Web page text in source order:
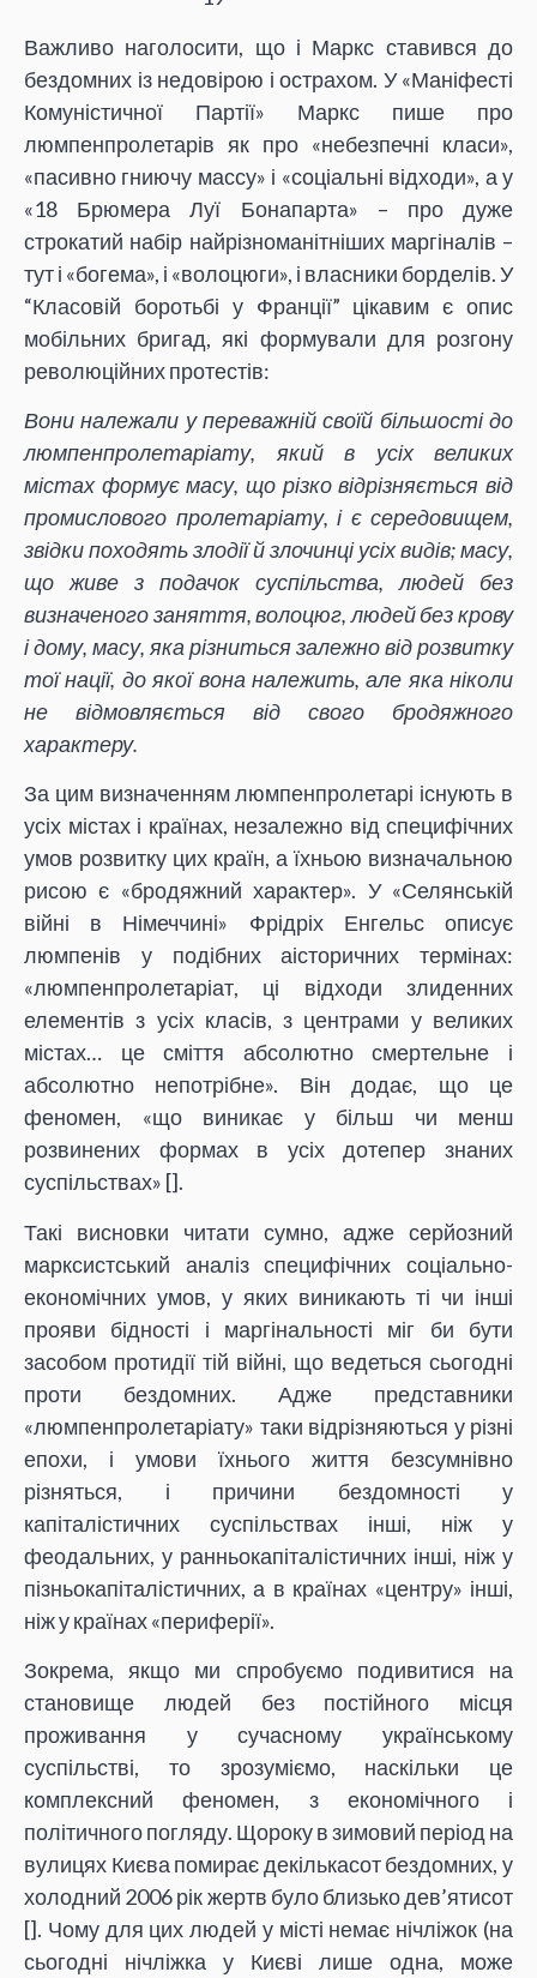
Важливо наголосити, що і Маркс ставився до
бездомних із недовірою і острахом. У «Маніфесті
Комуністичної Партії» Маркс пише про
люмпенпролетарів як про «небезпечні класи»,
«пасивно гниючу массу» і «соціальні відходи», а у
«18 Брюмера Луї Бонапарта» – про дуже
строкатий набір найрізноманітніших маргіналів –
тут і «богема», і «волоцюги», і власники борделів. У
“Класовій боротьбі у Франції” цікавим є опис
мобільних бригад, які формували для розгону
революційних протестів:
Вони належали у переважній своїй більшості до
люмпенпролетаріату, який в усіх великих
містах формує масу, що різко відрізняється від
промислового пролетаріату, і є середовищем,
звідки походять злодії й злочинці усіх видів; масу,
що живе з подачок суспільства, людей без
визначеного заняття, волоцюг, людей без крову
і дому, масу, яка різниться залежно від розвитку
тої нації, до якої вона належить, але яка ніколи
не відмовляється від свого бродяжного
характеру.
За цим визначенням люмпенпролетарі існують в
усіх містах і країнах, незалежно від специфічних
умов розвитку цих країн, а їхньою визначальною
рисою є «бродяжний характер». У «Селянській
війні в Німеччині» Фрідріх Енгельс описує
люмпенів у подібних аісторичних термінах:
«люмпенпролетаріат, ці відходи злиденних
елементів з усіх класів, з центрами у великих
містах… це сміття абсолютно смертельне і
абсолютно непотрібне». Він додає, що це
феномен, «що виникає у більш чи менш
розвинених формах в усіх дотепер знаних
суспільствах» [].
Такі висновки читати сумно, адже серйозний
марксистський аналіз специфічниx соціально-
економічних умов, у яких виникають ті чи інші
прояви бідності і маргінальності міг би бути
засобом протидії тій війні, що ведеться сьогодні
проти бездомних. Адже представники
«люмпенпролетаріату» таки відрізняються у різні
епохи, і умови їхнього життя безсумнівно
різняться, і причини бездомності у
капіталістичних суспільствах інші, ніж у
феодальних, у ранньокапіталістичних інші, ніж у
пізньокапіталістичних, а в країнах «центру» інші,
ніж у країнах «периферії».
Зокрема, якщо ми спробуємо подивитися на
становище людей без постійного місця
проживання у сучасному українському
суспільстві, то зрозуміємо, наскільки це
комплексний феномен, з економічного і
політичного погляду. Щороку в зимовий період на
вулицях Києва помирає декількасот бездомних, у
холодний 2006 рік жертв було близько дев’ятисот
[]. Чому для цих людей у місті немає нічліжок (на
сьогодні нічліжка у Києві лише одна, може